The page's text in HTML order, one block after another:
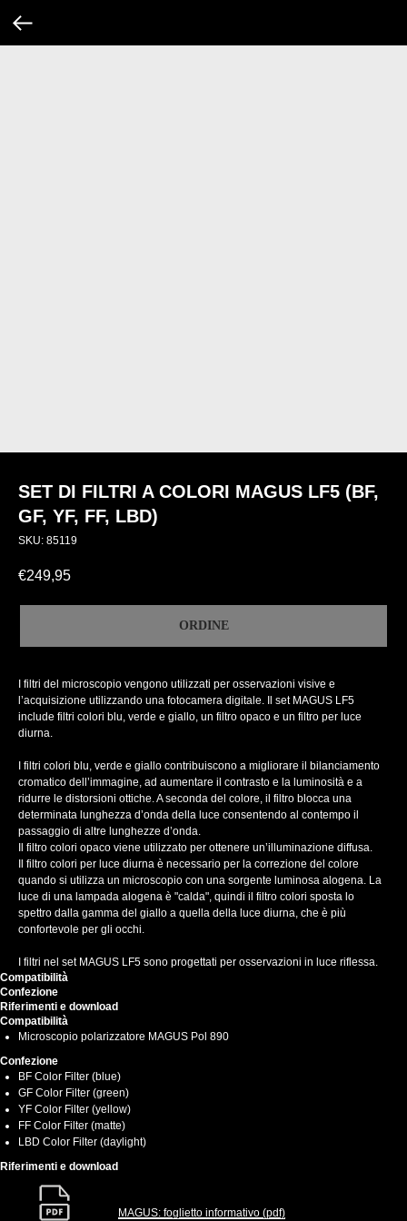
SET DI FILTRI A COLORI MAGUS LF5 (BF,
GF, YF, FF, LBD)
SKU: 85119
€249,95
ORDINE
I filtri del microscopio vengono utilizzati per osservazioni visive e
l’acquisizione utilizzando una fotocamera digitale. Il set MAGUS LF5
include filtri colori blu, verde e giallo, un filtro opaco e un filtro per luce
diurna.
I filtri colori blu, verde e giallo contribuiscono a migliorare il bilanciamento
cromatico dell’immagine, ad aumentare il contrasto e la luminosità e a
ridurre le distorsioni ottiche. A seconda del colore, il filtro blocca una
determinata lunghezza d’onda della luce consentendo al contempo il
passaggio di altre lunghezze d’onda.
Il filtro colori opaco viene utilizzato per ottenere un’illuminazione diffusa.
Il filtro colori per luce diurna è necessario per la correzione del colore
quando si utilizza un microscopio con una sorgente luminosa alogena. La
luce di una lampada alogena è "calda", quindi il filtro colori sposta lo
spettro dalla gamma del giallo a quella della luce diurna, che è più
confortevole per gli occhi.
I filtri nel set MAGUS LF5 sono progettati per osservazioni in luce riflessa.
Compatibilità
Confezione
Riferimenti e download
Compatibilità
Microscopio polarizzatore MAGUS Pol 890
Confezione
BF Color Filter (blue)
GF Color Filter (green)
YF Color Filter (yellow)
FF Color Filter (matte)
LBD Color Filter (daylight)
Riferimenti e download
MAGUS: foglietto informativo (pdf)